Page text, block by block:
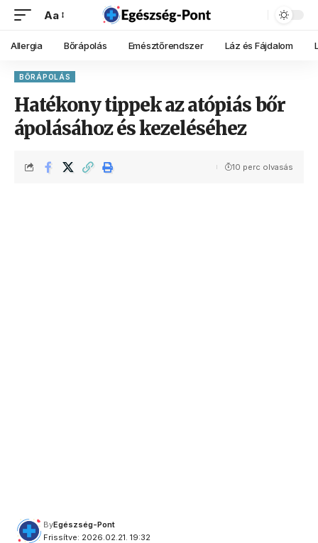
Aa
Allergia Bőrápolás Emésztőrendszer Láz és Fájdalom
BŐRÁPOLÁS
Hatékony tippek az atópiás bőr
ápolásához és kezeléséhez
Frissítve: 2026.02.21. 19:32
ByEgészség-Pont
10 perc olvasás